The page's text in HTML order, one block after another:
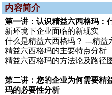
内容简介
第一讲：认识精益六西格玛：
新环境下企业面临的新现实
什么是精益六西格玛？ ---精益
精益六西格玛的主要特点分析
精益六西格玛的方法论及路径
第二讲：您的企业为何需要精
玛的必要性分析